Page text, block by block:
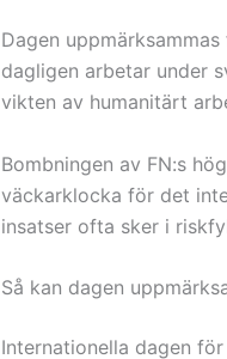
Dagen
dagligen arbetar under
vikten av humanitärt
Bombningen av FN:s
väckarklocka för det
insatser ofta sker i
Så kan dagen
Internationella dagen